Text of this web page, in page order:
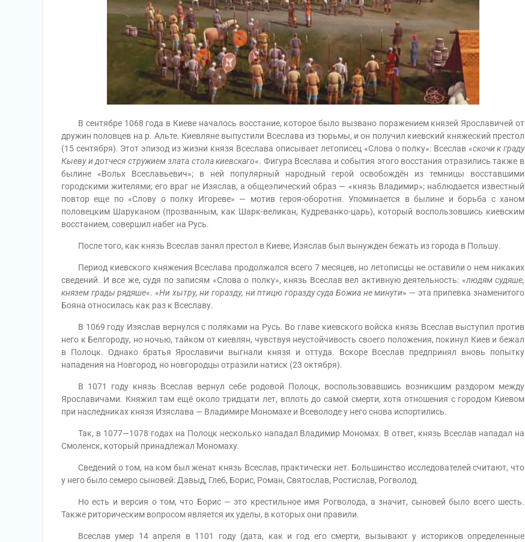
В сентябре 1068 года в Киеве началось восстание, которое было вызвано поражением князей Ярославичей от
дружин половцев на р. Альте. Киевляне выпустили Всеслава из тюрьмы, и он получил киевский княжеский престол
(15 сентября). Этот эпизод из жизни князя Всеслава описывает летописец «Слова о полку»: Всеслав «скочи к граду
Кыеву и дотчеся стружием злата стола киевскаго«. Фигура Всеслава и события этого восстания отразились также в
былине «Вольх Всеславьевич»; в ней популярный народный герой освобождён из темницы восставшими
городскими жителями; его враг не Изяслав, а общеэпический образ — «князь Владимир»; наблюдается известный
повтор еще по «Слову о полку Игореве» — мотив героя-оборотня. Упоминается в былине и борьба с ханом
половецким Шаруканом (прозванным, как Шарк-великан, Кудреванко-царь), который воспользовшись киевским
восстанием, совершил набег на Русь.
После того, как князь Всеслав занял престол в Киеве, Изяслав был вынужден бежать из города в Польшу.
Период киевского княжения Всеслава продолжался всего 7 месяцев, но летописцы не оставили о нем никаких
сведений. И все же, судя по записям «Слова о полку», князь Всеслав вел активную деятельность: «людям судяше,
князем грады рядяше«. «Ни хытру, ни горазду, ни птицю горазду суда Божиа не минути» — эта припевка знаменитого
Бояна относилась как раз к Всеславу.
В 1069 году Изяслав вернулся с поляками на Русь. Во главе киевского войска князь Всеслав выступил против
него к Белгороду, но ночью, тайком от киевлян, чувствуя неустойчивость своего положения, покинул Киев и бежал
в Полоцк. Однако братья Ярославичи выгнали князя и оттуда. Вскоре Всеслав предпринял вновь попытку
нападения на Новгород, но новгородцы отразили натиск (23 октября).
В 1071 году князь Всеслав вернул себе родовой Полоцк, воспользовавшись возникшим раздором между
Ярославичами. Княжил там ещё около тридцати лет, вплоть до самой смерти, хотя отношения с городом Киевом
при наследниках князя Изяслава — Владимире Мономахе и Всеволоде у него снова испортились.
Так, в 1077—1078 годах на Полоцк несколько нападал Владимир Мономах. В ответ, князь Всеслав нападал на
Смоленск, который принадлежал Мономаху.
Сведений о том, на ком был женат князь Всеслав, практически нет. Большинство исследователей считают, что
у него было семеро сыновей: Давыд, Глеб, Борис, Роман, Святослав, Ростислав, Рогволод.
Но есть и версия о том, что Борис — это крестильное имя Рогволода, а значит, сыновей было всего шесть.
Также риторическим вопросом является их уделы, в которых они правили.
Всеслав умер 14 апреля в 1101 году (дата, как и год его смерти, вызывают у историков определенные